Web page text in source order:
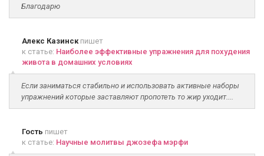
Благодарю
Алекс Казинскпишет
к статье: Наиболее эффективные упражнения для похудения
живота в домашних условиях
Если заниматься стабильно и использовать активные наборы
упражнений которые заставляют пропотеть то жир уходит....
Гость пишет
к статье: Научные молитвы джозефа мэрфи